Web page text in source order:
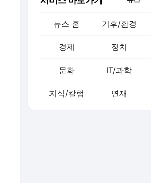
뉴스 홈 기후/환경
경제 정치
문화 IT/과학
지식/칼럼 연재